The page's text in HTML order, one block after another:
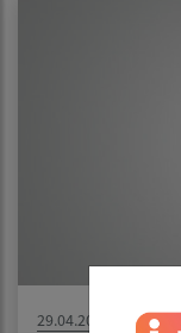
29.04.2026